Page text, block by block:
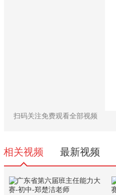
扫码关注免费观看全部视频
相关视频 最新视频